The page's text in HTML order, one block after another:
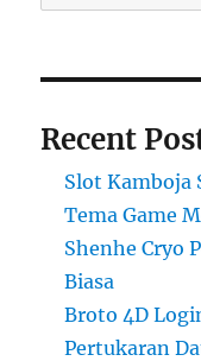
Recent
Slot Kamboja
Tema Game
Shenhe Cryo
Biasa
Broto 4D
Pertukaran